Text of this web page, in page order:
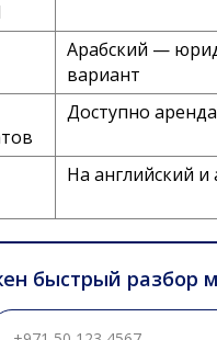
Арабский —
вариант
Доступно
На английский
быстрый разбор